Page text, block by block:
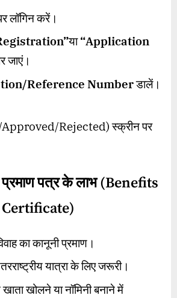
लॉगिन करें।
या“Application
जाएं।
Reference Numberडालें।
Rejected) स्क्रीन पर
प्रमाण पत्र के लाभ (Benefits
का कानूनी प्रमाण।
यात्रा के लिए जरूरी।
खोलने या नॉमिनी बनाने में